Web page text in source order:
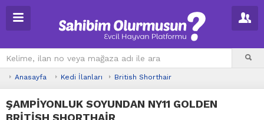
Anasayfa Kedi İlanları British Shorthair
ŞAMPİYONLUK SOYUNDAN NY11 GOLDEN
BRİTİSH SHORTHAİR